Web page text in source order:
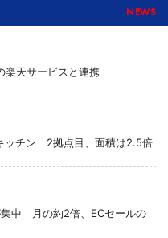
NEWS
楽天サービスと連携
ッチン 2拠点目、面積は2.5倍
集中 月の約2倍、ECセールの